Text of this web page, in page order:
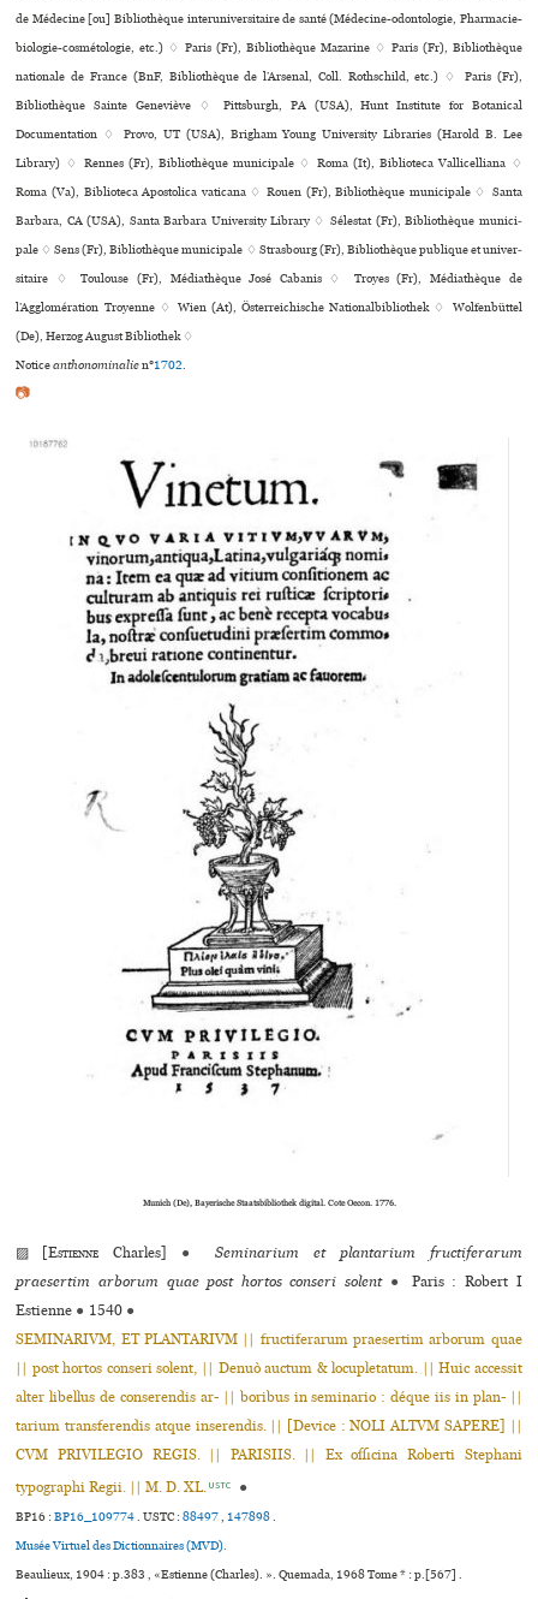
de Médecine [ou] Bibliothèque inte­ru­ni­ver­si­taire de santé (Médecine-odon­to­lo­gie, Pharmacie-
bio­lo­gie-cos­mé­to­lo­gie, etc.) ♢ Paris (Fr), Bibliothèque Mazarine ♢ Paris (Fr), Bibliothèque
nationale de France (BnF, Bibliothèque de l’Arsenal, Coll. Rothschild, etc.) ♢ Paris (Fr),
Bibliothèque Sainte Geneviève ♢ Pittsburgh, PA (USA), Hunt Institute for Botanical
Documentation ♢ Provo, UT (USA), Brigham Young University Libraries (Harold B. Lee
Library) ♢ Rennes (Fr), Bibliothèque muni­ci­pale ♢ Roma (It), Biblioteca Vallicelliana ♢
Roma (Va), Biblioteca Apostolica vaticana ♢ Rouen (Fr), Bibliothèque muni­ci­pale ♢ Santa
Barbara, CA (USA), Santa Barbara University Library ♢ Sélestat (Fr), Bibliothèque muni­ci­
pale ♢ Sens (Fr), Bibliothèque muni­ci­pale ♢ Strasbourg (Fr), Bibliothèque publi­que et uni­ver­
si­taire ♢ Toulouse (Fr), Médiathèque José Cabanis ♢ Troyes (Fr), Médiathèque de
l’Agglomération Troyenne ♢ Wien (At), Österreichische Nationalbibliothek ♢ Wolfenbüttel
(De), Herzog August Bibliothek ♢
Noticeanthonominalien°1702.
📷
Munich (De), Bayerische Staatsbibliothek digital. Cote Oecon. 1776.
▨ [Estienne Charles] ●
Seminarium et plantarium fructiferarum
praesertim arborum quae post hortos conseri solent ●
Paris : Robert I
Estienne ● 1540 ●
SEMINARIVM, ET PLANTARIVM || fructiferarum praesertim arborum quae
|| post hortos conseri solent, || Denuò auctum & locupletatum. || Huic accessit
alter libellus de conserendis ar- || boribus in seminario : déque iis in plan- ||
tarium transferendis atque inserendis. || [Device : NOLI ALTVM SAPERE] ||
CVM PRIVILEGIO REGIS. || PARISIIS. || Ex officina Roberti Stephani
typographi Regii. || M. D. XL. USTC ●
BP16 :BP16_109774.USTC :88497, 147898.
Musée Virtuel des Dictionnaires (MVD).
Beaulieux, 1904 : p.383 , «Estienne (Charles). ». Quemada, 1968 Tome * : p.[567] .